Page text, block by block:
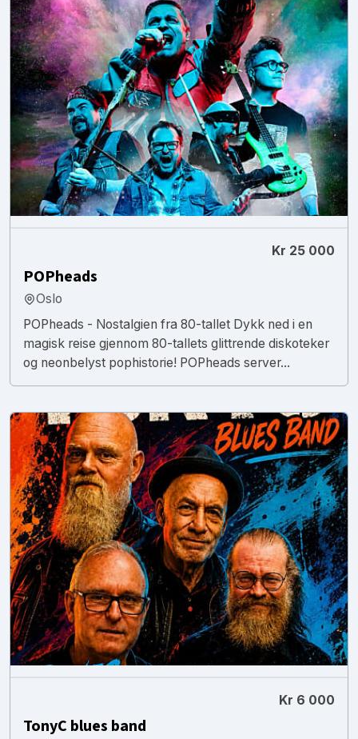
Kr 25 000
POPheads
Oslo
POPheads - Nostalgien fra 80-tallet Dykk ned i en
magisk reise gjennom 80-tallets glittrende diskoteker
og neonbelyst pophistorie! POPheads server...
Kr 6 000
TonyC blues band